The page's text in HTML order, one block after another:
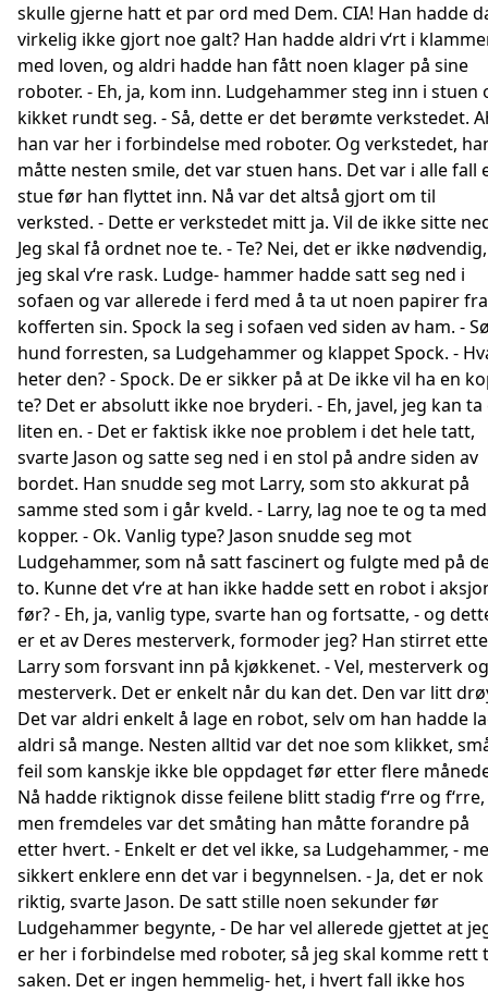
skulle gjerne hatt et par ord med Dem. CIA! Han hadde
virkelig ikke gjort noe galt? Han hadde aldri v‘rt i
med loven, og aldri hadde han fått noen klager på sine
roboter. - Eh, ja, kom inn. Ludgehammer steg inn i stuen
kikket rundt seg. - Så, dette er det berømte verkstedet.
han var her i forbindelse med roboter. Og verkstedet,
måtte nesten smile, det var stuen hans. Det var i alle fall
stue før han flyttet inn. Nå var det altså gjort om til
verksted. - Dette er verkstedet mitt ja. Vil de ikke sitte
Jeg skal få ordnet noe te. - Te? Nei, det er ikke nødvendig,
jeg skal v‘re rask. Ludge- hammer hadde satt seg ned i
sofaen og var allerede i ferd med å ta ut noen papirer fra
kofferten sin. Spock la seg i sofaen ved siden av ham. -
hund forresten, sa Ludgehammer og klappet Spock. -
heter den? - Spock. De er sikker på at De ikke vil ha en
te? Det er absolutt ikke noe bryderi. - Eh, javel, jeg kan ta
liten en. - Det er faktisk ikke noe problem i det hele tatt,
svarte Jason og satte seg ned i en stol på andre siden av
bordet. Han snudde seg mot Larry, som sto akkurat på
samme sted som i går kveld. - Larry, lag noe te og ta
kopper. - Ok. Vanlig type? Jason snudde seg mot
Ludgehammer, som nå satt fascinert og fulgte med på
to. Kunne det v‘re at han ikke hadde sett en robot i
før? - Eh, ja, vanlig type, svarte han og fortsatte, - og
er et av Deres mesterverk, formoder jeg? Han stirret
Larry som forsvant inn på kjøkkenet. - Vel, mesterverk og
mesterverk. Det er enkelt når du kan det. Den var litt
Det var aldri enkelt å lage en robot, selv om han hadde
aldri så mange. Nesten alltid var det noe som klikket,
feil som kanskje ikke ble oppdaget før etter flere
Nå hadde riktignok disse feilene blitt stadig f‘rre og f‘rre,
men fremdeles var det småting han måtte forandre på
etter hvert. - Enkelt er det vel ikke, sa Ludgehammer, -
sikkert enklere enn det var i begynnelsen. - Ja, det er nok
riktig, svarte Jason. De satt stille noen sekunder før
Ludgehammer begynte, - De har vel allerede gjettet at
er her i forbindelse med roboter, så jeg skal komme rett
saken. Det er ingen hemmelig- het, i hvert fall ikke hos